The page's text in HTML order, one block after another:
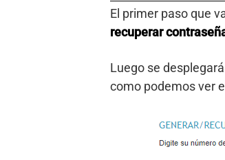
El primer paso que
recuperar
Luego se
como podemos ver